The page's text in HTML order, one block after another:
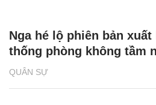
QUÂN SỰ
Nga hé lộ phiên bản xuất
thống phòng không tầm